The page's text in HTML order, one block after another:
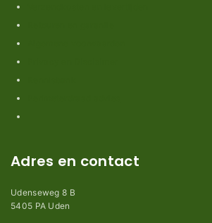
Adres en contact
Udenseweg 8 B
5405 PA Uden